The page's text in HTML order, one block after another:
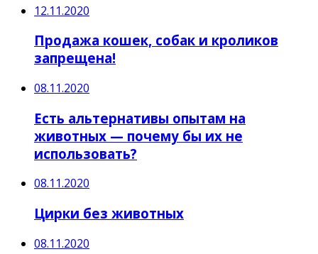
12.11.2020
Продажа кошек, собак и кроликов
запрещена!
08.11.2020
Есть альтернативы опытам на
животных — почему бы их не
использовать?
08.11.2020
Цирки без животных
08.11.2020